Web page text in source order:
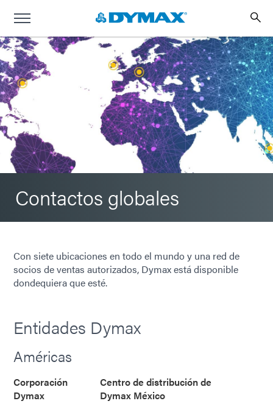
Contactos globales
Con siete ubicaciones en todo el mundo y una red de
socios de ventas autorizados, Dymax está disponible
dondequiera que esté.
Entidades Dymax
Américas
Corporación
Dymax
Centro de distribución de
Dymax México